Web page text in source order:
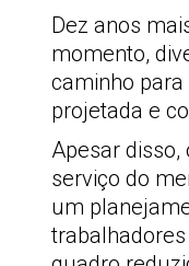
Dez anos
momento,
caminho
projetada e
Apesar
serviço do
um